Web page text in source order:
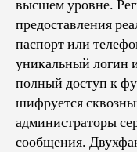
высшем уровне.
предоставления
паспорт или
уникальный логин
полный доступ к
шифруется
администраторы
сообщения.